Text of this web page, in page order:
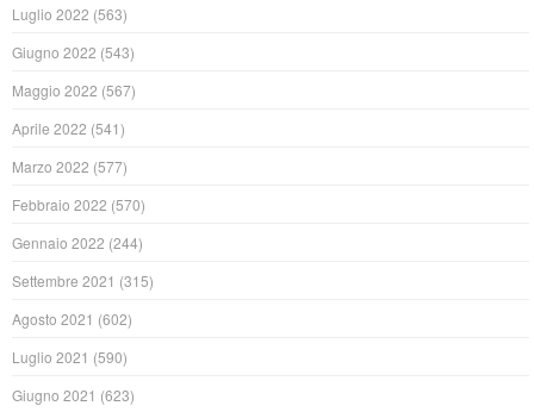
Luglio 2022 (563)
Giugno 2022 (543)
Maggio 2022 (567)
Aprile 2022 (541)
Marzo 2022 (577)
Febbraio 2022 (570)
Gennaio 2022 (244)
Settembre 2021 (315)
Agosto 2021 (602)
Luglio 2021 (590)
Giugno 2021 (623)